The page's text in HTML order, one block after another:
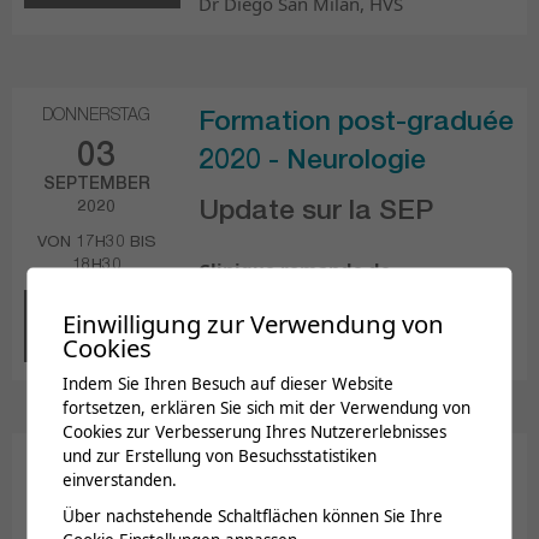
DONNERSTAG
03
SEPTEMBER
2020
VON 17H30 BIS
18H30
INSCRIPTIONS
CLOSES
Formation post-graduée
2020 - Neurologie
Update sur la SEP
Clinique romande de
Prof. Renaud Du Pasquier, CHUV
DONNERSTAG
18
Formation post-graduée
2020 - Neurologie
Einwilligung zur Verwendung von
Cookies
Indem Sie Ihren Besuch auf dieser Website
fortsetzen, erklären Sie sich mit der Verwendung von
Cookies zur Verbesserung Ihres Nutzererlebnisses
und zur Erstellung von Besuchsstatistiken
einverstanden.
Über nachstehende Schaltflächen können Sie Ihre